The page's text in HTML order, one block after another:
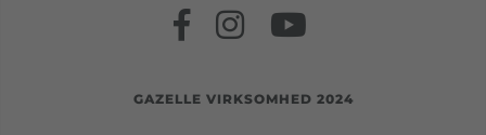
GAZELLE VIRKSOMHED 2024